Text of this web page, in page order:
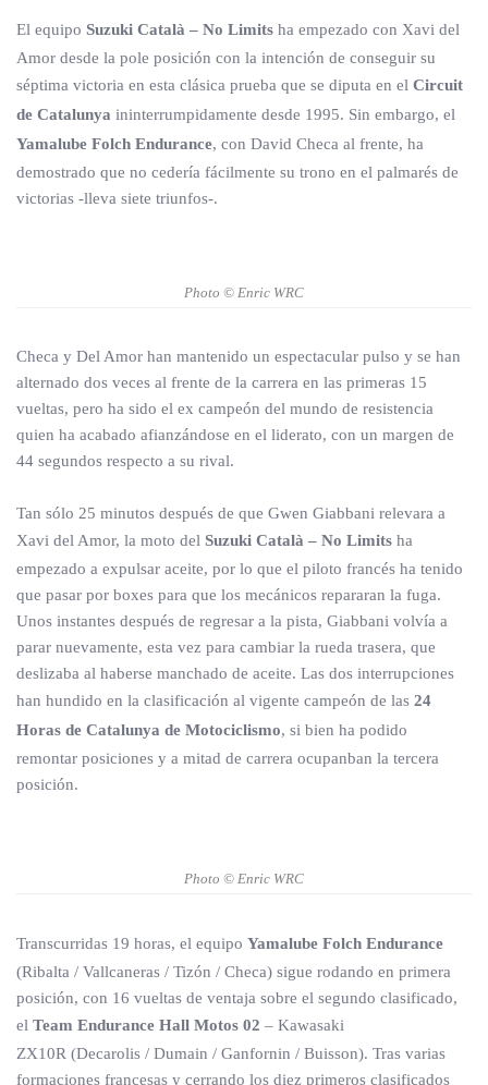
El equipo Suzuki Català – No Limits ha empezado con Xavi del
Amor desde la pole posición con la intención de conseguir su
séptima victoria en esta clásica prueba que se diputa en el Circuit
de Catalunya ininterrumpidamente desde 1995. Sin embargo, el
Yamalube Folch Endurance, con David Checa al frente, ha
demostrado que no cedería fácilmente su trono en el palmarés de
victorias -lleva siete triunfos-.
Photo © Enric WRC
Checa y Del Amor han mantenido un espectacular pulso y se han
alternado dos veces al frente de la carrera en las primeras 15
vueltas, pero ha sido el ex campeón del mundo de resistencia
quien ha acabado afianzándose en el liderato, con un margen de
44 segundos respecto a su rival.
Tan sólo 25 minutos después de que Gwen Giabbani relevara a
Xavi del Amor, la moto del Suzuki Català – No Limits ha
empezado a expulsar aceite, por lo que el piloto francés ha tenido
que pasar por boxes para que los mecánicos repararan la fuga.
Unos instantes después de regresar a la pista, Giabbani volvía a
parar nuevamente, esta vez para cambiar la rueda trasera, que
deslizaba al haberse manchado de aceite. Las dos interrupciones
han hundido en la clasificación al vigente campeón de las 24
Horas de Catalunya de Motociclismo, si bien ha podido
remontar posiciones y a mitad de carrera ocupanban la tercera
posición.
Photo © Enric WRC
Transcurridas 19 horas, el equipo Yamalube Folch Endurance
(Ribalta / Vallcaneras / Tizón / Checa) sigue rodando en primera
posición, con 16 vueltas de ventaja sobre el segundo clasificado,
el Team Endurance Hall Motos 02 – Kawasaki
ZX10R (Decarolis / Dumain / Ganfornin / Buisson). Tras varias
formaciones francesas y cerrando los diez primeros clasificados